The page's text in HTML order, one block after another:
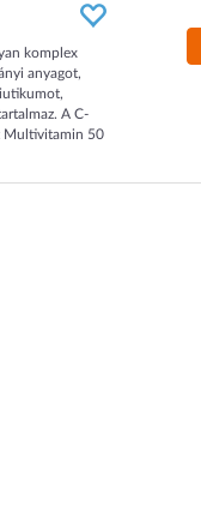
komplex
anyagot,
A C-
Multivitamin 50